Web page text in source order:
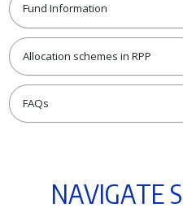
Fund Information
Allocation schemes in RPP
FAQs
NAVIGATE S